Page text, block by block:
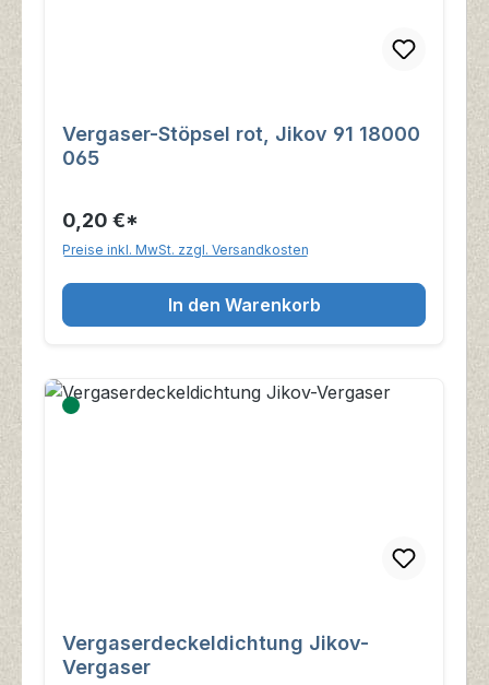
Vergaser-Stöpsel rot, Jikov 91 18000
065
0,20 €*
Preise inkl. MwSt. zzgl. Versandkosten
In den Warenkorb
Vergaserdeckeldichtung Jikov-
Vergaser